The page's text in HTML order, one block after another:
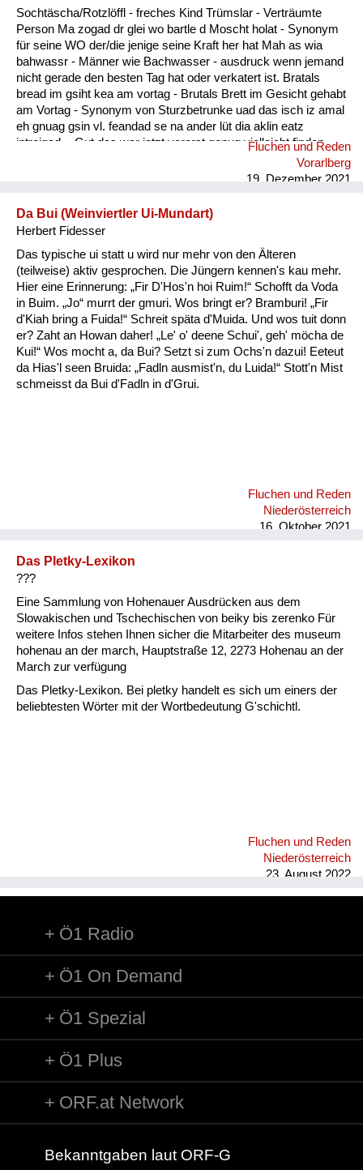
Sochtäscha/Rotzlöffl - freches Kind Trümslar - Verträumte
Person Ma zogad dr glei wo bartle d Moscht holat - Synonym
für seine WO der/die jenige seine Kraft her hat Mah as wia
bahwassr - Männer wie Bachwasser - ausdruck wenn jemand
nicht gerade den besten Tag hat oder verkatert ist. Bratals
bread im gsiht kea am vortag - Brutals Brett im Gesicht gehabt
am Vortag - Synonym von Sturzbetrunke uad das isch iz amal
eh gnuag gsin vl. feandad se na ander lüt dia aklin eatz
intreigad. - Gut das war jetzt vorerst genug vielleicht finden
Fluchen und Reden
Vorarlberg
19. Dezember 2021
Da Bui (Weinviertler Ui-Mundart)
Herbert Fidesser
Das typische ui statt u wird nur mehr von den Älteren
(teilweise) aktiv gesprochen. Die Jüngern kennen's kau mehr.
Hier eine Erinnerung: „Fir D'Hos'n hoi Ruim!“ Schofft da Voda
in Buim. „Jo“ murrt der gmuri. Wos bringt er? Bramburi! „Fir
d'Kiah bring a Fuida!“ Schreit späta d'Muida. Und wos tuit donn
er? Zaht an Howan daher! „Le' o' deene Schui', geh' möcha de
Kui!“ Wos mocht a, da Bui? Setzt si zum Ochs'n dazui! Eeteut
da Hias'l seen Bruida: „Fadln ausmist'n, du Luida!“ Stott'n Mist
schmeisst da Bui d'Fadln in d'Grui.
Fluchen und Reden
Niederösterreich
16. Oktober 2021
Das Pletky-Lexikon
???
Eine Sammlung von Hohenauer Ausdrücken aus dem
Slowakischen und Tschechischen von beiky bis zerenko Für
weitere Infos stehen Ihnen sicher die Mitarbeiter des museum
hohenau an der march, Hauptstraße 12, 2273 Hohenau an der
March zur verfügung
Das Pletky-Lexikon. Bei pletky handelt es sich um einers der
beliebtesten Wörter mit der Wortbedeutung G'schichtl.
Fluchen und Reden
Niederösterreich
23. August 2022
Ö1 Radio
Ö1 On Demand
Ö1 Spezial
Ö1 Plus
ORF.at Network
Bekanntgaben laut ORF-G